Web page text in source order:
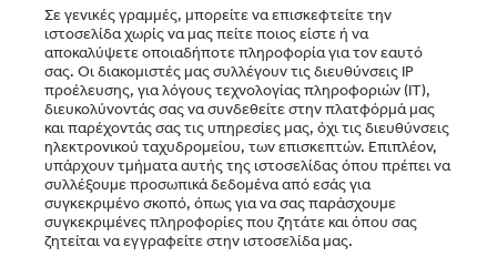
Σε γενικές γραμμές, μπορείτε να επισκεφτείτε την
ιστοσελίδα χωρίς να μας πείτε ποιος είστε ή να
αποκαλύψετε οποιαδήποτε πληροφορία για τον εαυτό
σας. Οι διακομιστές μας συλλέγουν τις διευθύνσεις IP
προέλευσης, για λόγους τεχνολογίας πληροφοριών (IT),
διευκολύνοντάς σας να συνδεθείτε στην πλατφόρμά μας
και παρέχοντάς σας τις υπηρεσίες μας, όχι τις διευθύνσεις
ηλεκτρονικού ταχυδρομείου, των επισκεπτών. Επιπλέον,
υπάρχουν τμήματα αυτής της ιστοσελίδας όπου πρέπει να
συλλέξουμε προσωπικά δεδομένα από εσάς για
συγκεκριμένο σκοπό, όπως για να σας παράσχουμε
συγκεκριμένες πληροφορίες που ζητάτε και όπου σας
ζητείται να εγγραφείτε στην ιστοσελίδα μας.